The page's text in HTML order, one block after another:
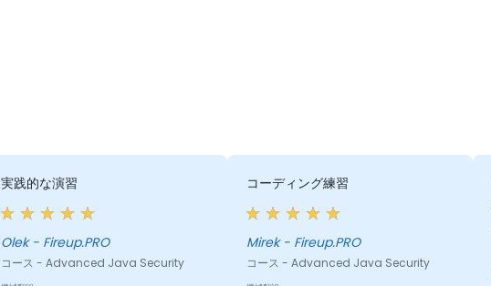
実践的な演習
Olek - Fireup.PRO
コース - Advanced Java Security
コーディング練習
Mirek - Fireup.PRO
コース - Advanced Java Security